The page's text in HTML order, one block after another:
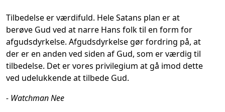
Tilbedelse er værdifuld. Hele Satans plan er at
berøve Gud ved at narre Hans folk til en form for
afgudsdyrkelse. Afgudsdyrkelse gør fordring på, at
der er en anden ved siden af Gud, som er værdig til
tilbedelse. Det er vores privilegium at gå imod dette
ved udelukkende at tilbede Gud.
- Watchman Nee